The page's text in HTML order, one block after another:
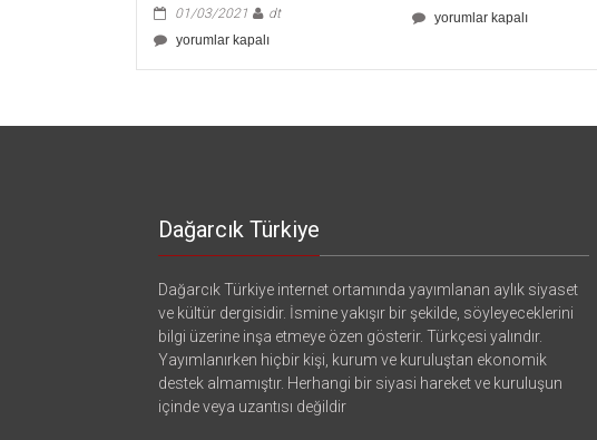
01/03/2021
dt
Dil
yorumlar kapalı
Usdışı
yorumlar kapalı
Dağarcık Türkiye
Dağarcık Türkiye internet ortamında yayımlanan aylık siyaset
ve kültür dergisidir. İsmine yakışır bir şekilde, söyleyeceklerini
bilgi üzerine inşa etmeye özen gösterir. Türkçesi yalındır.
Yayımlanırken hiçbir kişi, kurum ve kuruluştan ekonomik
destek almamıştır. Herhangi bir siyasi hareket ve kuruluşun
içinde veya uzantısı değildir